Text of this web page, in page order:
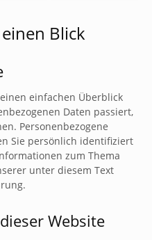
Blick
einfachen Überblick
Daten passiert,
Personenbezogene
Sie persönlich identifiziert
zum Thema
unter diesem Text
Website